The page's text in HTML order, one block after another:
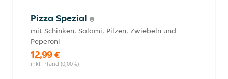
Pizza Spezial
mit Schinken, Salami, Pilzen, Zwiebeln und
Peperoni
12,99 €
inkl. Pfand (0,00 €)